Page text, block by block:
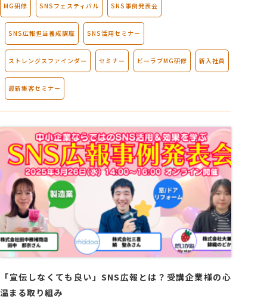
MG研修 SNSフェスティバル SNS事例発表会
SNS広報担当養成講座 SNS活用セミナー
ストレングスファインダー セミナー ビーラブMG研修 新入社員
最新集客セミナー
「宣伝しなくても良い」SNS広報とは？受講企業様の心
温まる取り組み